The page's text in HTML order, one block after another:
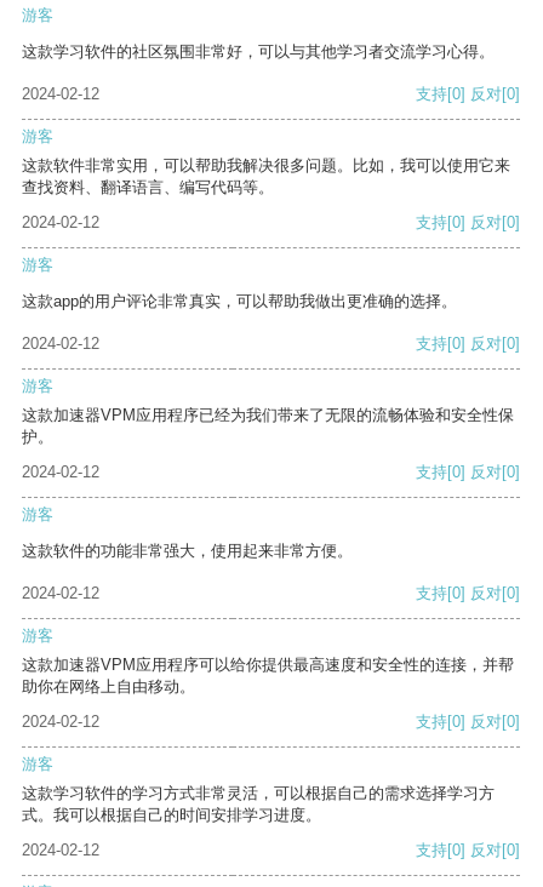
游客
这款学习软件的社区氛围非常好，可以与其他学习者交流学习心得。
2024-02-12 支持[0] 反对[0]
游客
这款软件非常实用，可以帮助我解决很多问题。比如，我可以使用它来
查找资料、翻译语言、编写代码等。
2024-02-12
支持[0] 反对[0]
游客
这款app的用户评论非常真实，可以帮助我做出更准确的选择。
2024-02-12 支持[0] 反对[0]
游客
这款加速器VPM应用程序已经为我们带来了无限的流畅体验和安全性保
护。
2024-02-12
支持[0] 反对[0]
游客
这款软件的功能非常强大，使用起来非常方便。
2024-02-12 支持[0] 反对[0]
游客
这款加速器VPM应用程序可以给你提供最高速度和安全性的连接，并帮
助你在网络上自由移动。
2024-02-12
支持[0] 反对[0]
游客
这款学习软件的学习方式非常灵活，可以根据自己的需求选择学习方
式。我可以根据自己的时间安排学习进度。
2024-02-12
支持[0] 反对[0]